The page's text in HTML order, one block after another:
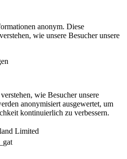
anonym. Diese
wie unsere Besucher unsere
wie Besucher unsere
anonymisiert ausgewertet, um
kontinuierlich zu verbessern.
Limited